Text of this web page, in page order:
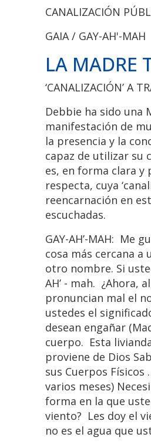
CANALIZACIÓN
GAIA / GAY-AH'-MAH
LA MADRE
‘CANALIZACIÓN’ A
Debbie ha sido una
manifestación de
la presencia y la
capaz de utilizar su
es, en forma clara y
respecta, cuya
reencarnación en
escuchadas.
GAY-AH’-MAH: Me
cosa más cercana
otro nombre. Si
AH’ - mah. ¿Ahora,
pronuncian mal el
ustedes el
desean engañar
cuerpo. Esta
proviene de Dios
sus Cuerpos
varios meses)
forma en la que
viento? Les doy el
no es el agua que